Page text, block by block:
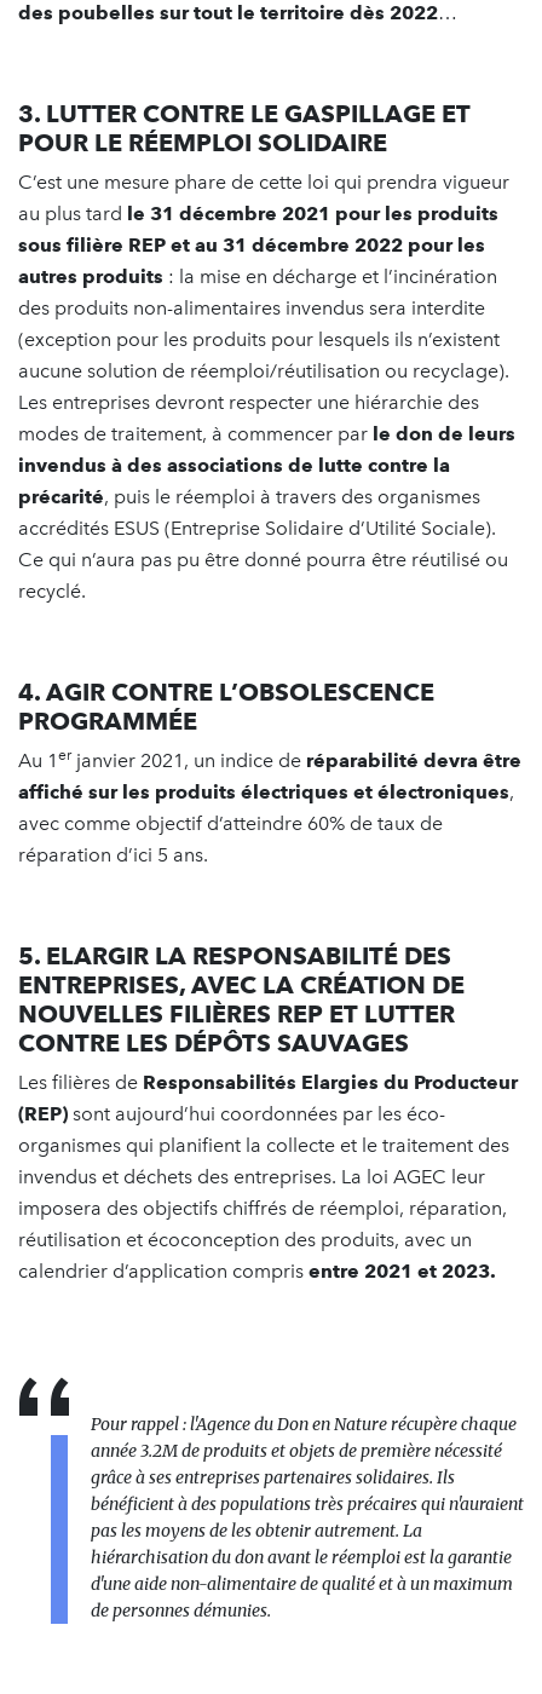
des poubelles sur tout le territoire dès 2022…
3. LUTTER CONTRE LE GASPILLAGE ET
POUR LE RÉEMPLOI SOLIDAIRE
C’est une mesure phare de cette loi qui prendra vigueur
au plus tard le 31 décembre 2021 pour les produits
sous filière REP et au 31 décembre 2022 pour les
autres produits : la mise en décharge et l’incinération
des produits non-alimentaires invendus sera interdite
(exception pour les produits pour lesquels ils n’existent
aucune solution de réemploi/réutilisation ou recyclage).
Les entreprises devront respecter une hiérarchie des
modes de traitement, à commencer par le don de leurs
invendus à des associations de lutte contre la
précarité, puis le réemploi à travers des organismes
accrédités ESUS (Entreprise Solidaire d’Utilité Sociale).
Ce qui n’aura pas pu être donné pourra être réutilisé ou
recyclé.
4. AGIR CONTRE L’OBSOLESCENCE
PROGRAMMÉE
Au 1 erjanvier 2021, un indice de réparabilité devra être
affiché sur les produits électriques et électroniques,
avec comme objectif d’atteindre 60% de taux de
réparation d’ici 5 ans.
5. ELARGIR LA RESPONSABILITÉ DES
ENTREPRISES, AVEC LA CRÉATION DE
NOUVELLES FILIÈRES REP ET LUTTER
CONTRE LES DÉPÔTS SAUVAGES
Les filières de Responsabilités Elargies du Producteur
(REP) sont aujourd’hui coordonnées par les éco-
organismes qui planifient la collecte et le traitement des
invendus et déchets des entreprises. La loi AGEC leur
imposera des objectifs chiffrés de réemploi, réparation,
réutilisation et écoconception des produits, avec un
calendrier d’application compris entre 2021 et 2023.
Pour rappel : l'Agence du Don en Nature récupère chaque
année 3.2M de produits et objets de première nécessité
grâce à ses entreprises partenaires solidaires. Ils
bénéficient à des populations très précaires qui n'auraient
pas les moyens de les obtenir autrement. La
hiérarchisation du don avant le réemploi est la garantie
d'une aide non-alimentaire de qualité et à un maximum
de personnes démunies.